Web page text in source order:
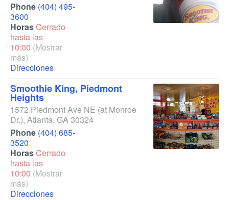
Phone (404) 495-
3600
HorasCerrado
hasta las
10:00 (Mostrar
más)
Direcciones
Smoothie King, Piedmont
Heights
1572 Piedmont Ave NE (at Monroe
Dr.), Atlanta, GA30324
Phone (404) 685-
3520
HorasCerrado
hasta las
10:00 (Mostrar
más)
Direcciones